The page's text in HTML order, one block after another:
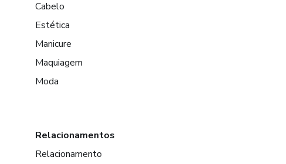
Cabelo
Estética
Manicure
Maquiagem
Moda
Relacionamentos
Relacionamento